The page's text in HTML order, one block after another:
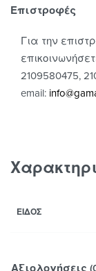
Επιστροφές
Για την
2109580475,
email:
ΕΊΔΟΣ
Αξιολογήσεις